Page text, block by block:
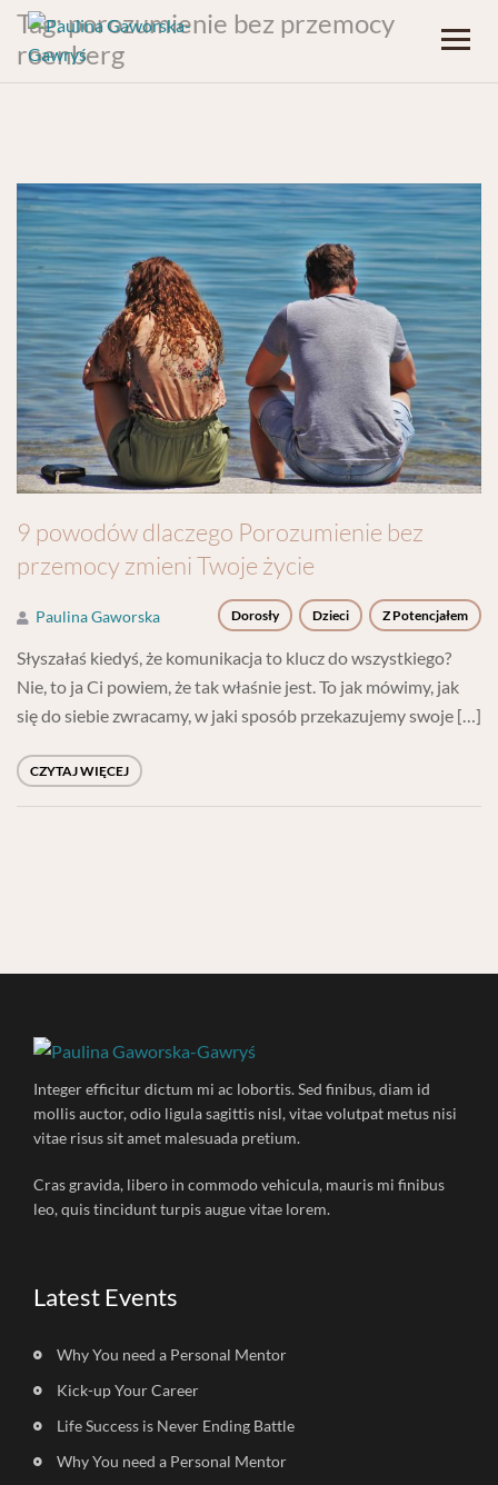
Tag:porozumienie bez przemocy
roenberg
9 powodów dlaczego Porozumienie bez
przemocy zmieni Twoje życie
Dorosły Dzieci Z Potencjałem
Paulina Gaworska
Słyszałaś kiedyś, że komunikacja to klucz do wszystkiego?
Nie, to ja Ci powiem, że tak właśnie jest. To jak mówimy, jak
się do siebie zwracamy, w jaki sposób przekazujemy swoje […]
CZYTAJ WIĘCEJ
Integer efficitur dictum mi ac lobortis. Sed finibus, diam id
mollis auctor, odio ligula sagittis nisl, vitae volutpat metus nisi
vitae risus sit amet malesuada pretium.
Cras gravida, libero in commodo vehicula, mauris mi finibus
leo, quis tincidunt turpis augue vitae lorem.
Latest Events
Why You need a Personal Mentor
Kick-up Your Career
Life Success is Never Ending Battle
Why You need a Personal Mentor